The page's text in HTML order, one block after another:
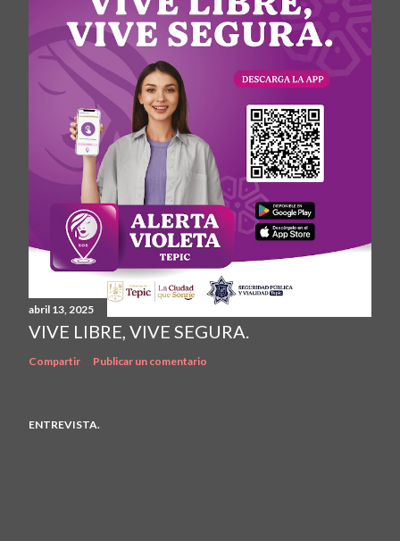
abril 13, 2025
VIVE LIBRE, VIVE SEGURA.
Compartir Publicar un comentario
ENTREVISTA.